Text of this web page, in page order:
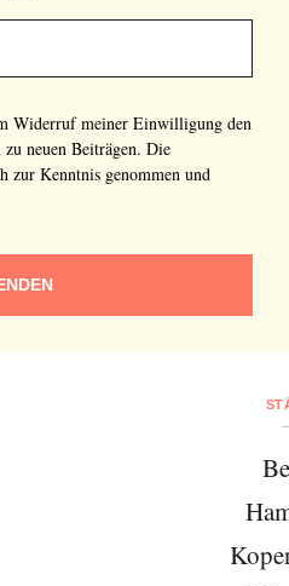
Widerruf meiner Einwilligung den
neuen Beiträgen. Die
zur Kenntnis genommen und